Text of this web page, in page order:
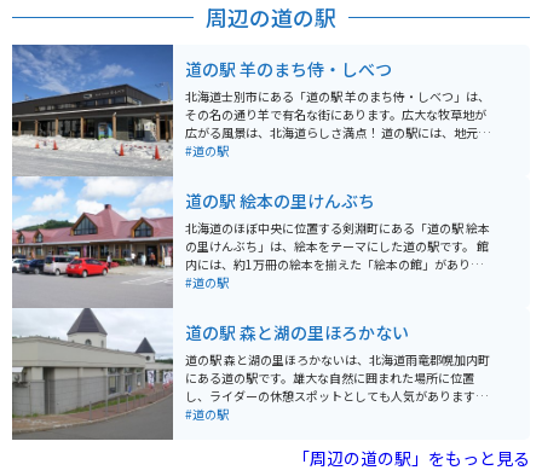
周辺の道の駅
道の駅 羊のまち侍・しべつ
北海道士別市にある「道の駅 羊のまち侍・しべつ」は、
その名の通り羊で有名な街にあります。広大な牧草地が
広がる風景は、北海道らしさ満点！ 道の駅には、地元産
の食材をふんだんに使ったレストランや、新鮮な農産物
ン。臭みが少なく、柔らかくジューシーな味わいが楽し
めます。また、ソフトクリームやチーズなどの乳製品も
人気です。 バイクで訪れる際は、広々とした駐車場があ
るので安心です。道の駅周辺には、羊と触れ合える観光
牧場や、雄大な自然を満喫できるキャンプ場など、見ど
てもおすすめです。
#道の駅
道の駅 絵本の里けんぶち
北海道のほぼ中央に位置する剣淵町にある「道の駅 絵本
の里けんぶち」は、絵本をテーマにした道の駅です。 館
内には、約1万冊の絵本を揃えた「絵本の館」があり、
子どもから大人まで楽しむことができます。 また、剣淵
場合、道の駅には広い駐車場が完備されているので安心
です。 周辺には、美しい田園風景が広がっており、ツー
リングにもおすすめのエリアです。 剣淵町の特産品とし
ては、絵本の里というだけあって絵本に関連するグッズ
や、地元産の農産物を使った加工品などが人気です。 特
の世界に浸りながら、地元の美味しいものを楽しめる場
#道の駅
道の駅 森と湖の里ほろかない
道の駅 森と湖の里ほろかないは、北海道雨竜郡幌加内町
にある道の駅です。雄大な自然に囲まれた場所に位置
し、ライダーの休憩スポットとしても人気があります。
この道の駅では、地元幌加内町産のそば粉を使った手打
きます。特に、幌加内町は日本一のそばの生産量を誇る
町として知られており、風味豊かなそばは絶品です。お
#道の駅
「周辺の道の駅」をもっと見る